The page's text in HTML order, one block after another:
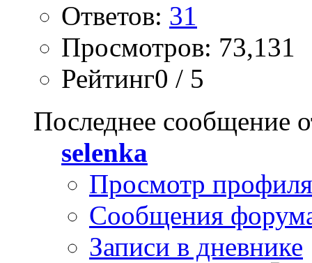
Ответов: 31
Просмотров: 73,131
Рейтинг0 / 5
Последнее сообщение
selenka
Просмотр профиля
Сообщения
Записи в дневнике